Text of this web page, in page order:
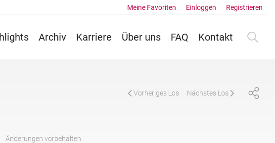
Archiv Karriere Über uns FAQ Kontakt
Meine Favoriten Einloggen Registrieren
Vorheriges Los Nächstes Los
Änderungen vorbehalten